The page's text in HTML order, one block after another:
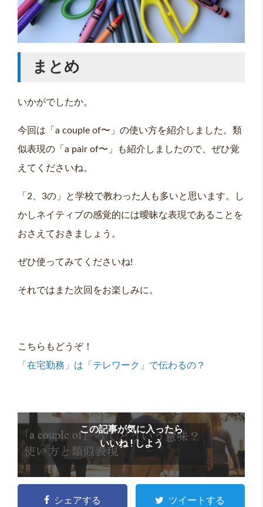
まとめ
いかがでしたか。
今回は「a couple of〜」の使い方を紹介しました。類
似表現の「a pair of〜」も紹介しましたので、ぜひ覚
えてくださいね。
「2、3の」と学校で教わった人も多いと思います。し
かしネイティブの感覚的には曖昧な表現であることを
おさえておきましょう。
ぜひ使ってみてくださいね!
それではまた次回をお楽しみに。
こちらもどうぞ！
「在宅勤務」は「テレワーク」で伝わるの？
この記事が気に入ったら
いいね ! しよう
シェアする ツイートする